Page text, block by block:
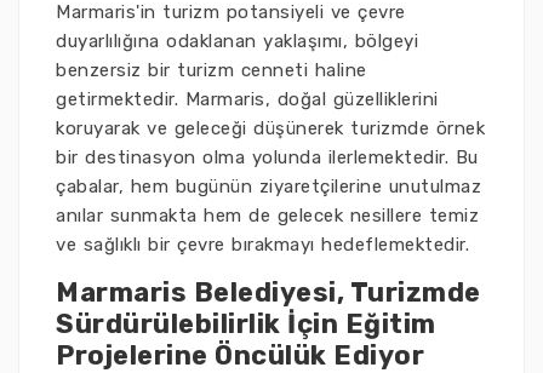
Marmaris'in turizm potansiyeli ve çevre
duyarlılığına odaklanan yaklaşımı, bölgeyi
benzersiz bir turizm cenneti haline
getirmektedir. Marmaris, doğal güzelliklerini
koruyarak ve geleceği düşünerek turizmde örnek
bir destinasyon olma yolunda ilerlemektedir. Bu
çabalar, hem bugünün ziyaretçilerine unutulmaz
anılar sunmakta hem de gelecek nesillere temiz
ve sağlıklı bir çevre bırakmayı hedeflemektedir.
Marmaris Belediyesi, Turizmde
Sürdürülebilirlik İçin Eğitim
Projelerine Öncülük Ediyor